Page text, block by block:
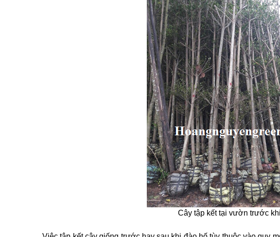
Cây tập kết tại vườn trước